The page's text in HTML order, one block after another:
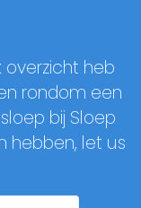
overzicht heb
rondom een
bij Sloep
hebben, let us